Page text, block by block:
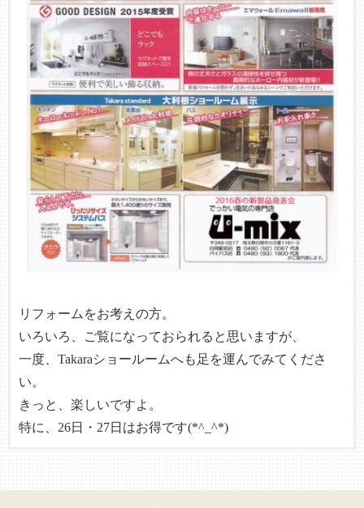
リフォームをお考えの方。
いろいろ、ご覧になっておられると思いますが、
一度、Takaraショールームへも足を運んでみてくださ
い。
きっと、楽しいですよ。
特に、26日・27日はお得です(*^_^*)